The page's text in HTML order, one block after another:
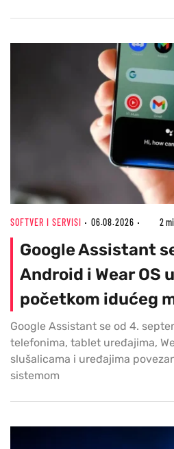
SOFTVER I SERVISI 06.08.2026 2
Google Assistant
Android i Wear OS
početkom idućeg
Google Assistant se od 4.
telefonima, tablet uređajima,
slušalicama i uređajima
sistemom